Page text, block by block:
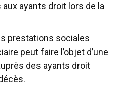
ayants droit lors de la
prestations sociales
peut faire l’objet d’une
des ayants droit